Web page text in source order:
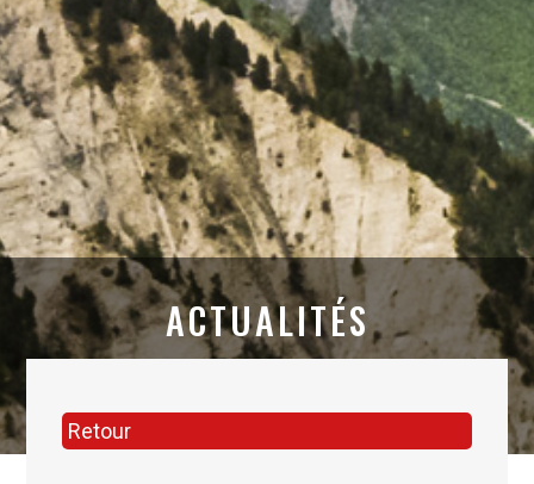
ACTUALITÉS
Retour